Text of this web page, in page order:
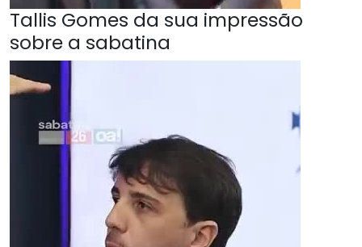
Tallis Gomes da sua impressão
sobre a sabatina